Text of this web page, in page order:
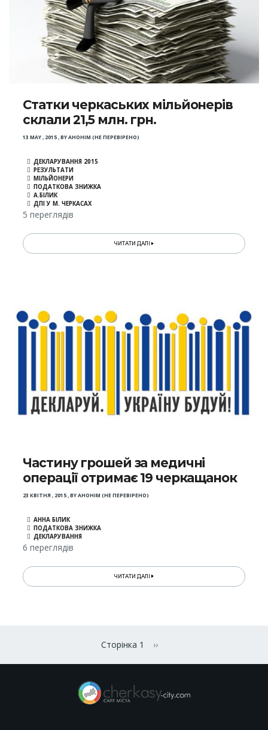
Статки черкаських мільйонерів
склали 21,5 млн. грн.
13 MAY , 2015,BYАНОНІМ (НЕ ПЕРЕВІРЕНО)
ДЕКЛАРУВАННЯ 2015
РЕЗУЛЬТАТИ
МІЛЬЙОНЕРИ
ПОДАТКОВА ЗНИЖКА
А.БІЛИК
ДПІ У М. ЧЕРКАСАХ
5 переглядів
ЧИТАТИ ДАЛІ
Частину грошей за медичні
операції отримає 19 черкащанок
23 КВІТНЯ , 2015,BYАНОНІМ (НЕ ПЕРЕВІРЕНО)
АННА БІЛИК
ПОДАТКОВА ЗНИЖКА
ДЕКЛАРУВАННЯ
6 переглядів
ЧИТАТИ ДАЛІ
сторінки
Сторінка 1 Наступна сторінка
››